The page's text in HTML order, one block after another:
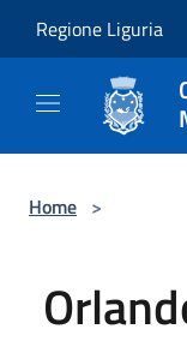
Regione Liguria
Home >